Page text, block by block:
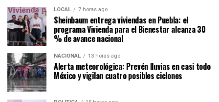
LOCAL 7 horas ago
Sheinbaum entrega viviendas en Puebla: el
programa Vivienda para el Bienestar alcanza 30
% de avance nacional
NACIONAL 13 horas ago
Alerta meteorológica: Prevén lluvias en casi todo
México y vigilan cuatro posibles ciclones